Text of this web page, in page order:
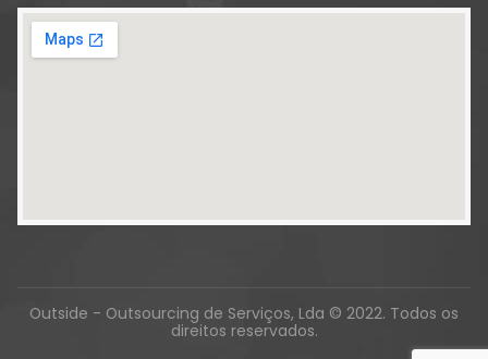
Outside - Outsourcing de Serviços, Lda © 2022. Todos os
direitos reservados.